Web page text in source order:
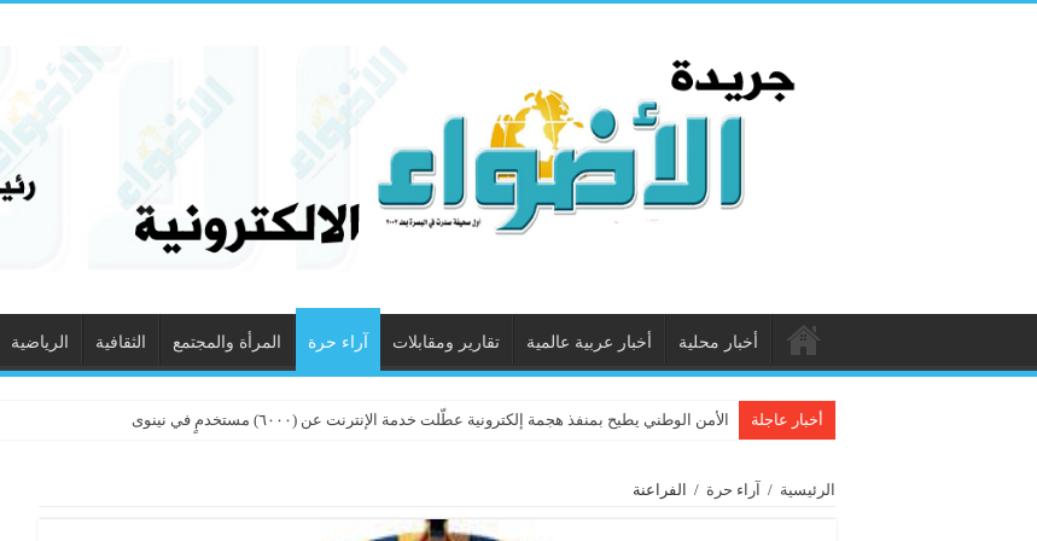
أخبار محلية أخبار عربية عالمية تقارير ومقابلات آراء حرة المرأة والمجتمع الثقافية الرياضية
أخبار عاجلة الأمن الوطني يطيح بمنفذ هجمة إلكترونية عطّلت خدمة الإنترنت عن (٦٠٠٠) مستخدمٍ في نينوى
الرئيسية / آراء حرة / الفراعنة